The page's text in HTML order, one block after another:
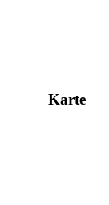
Karte